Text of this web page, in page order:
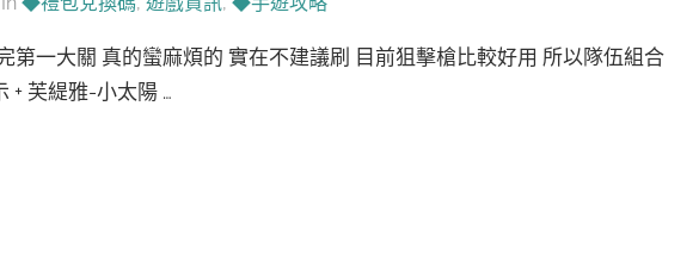
第一大關 真的蠻麻煩的 實在不建議刷 目前狙擊槍比較好用 所以隊伍組合
+ 芙緹雅-小太陽 …